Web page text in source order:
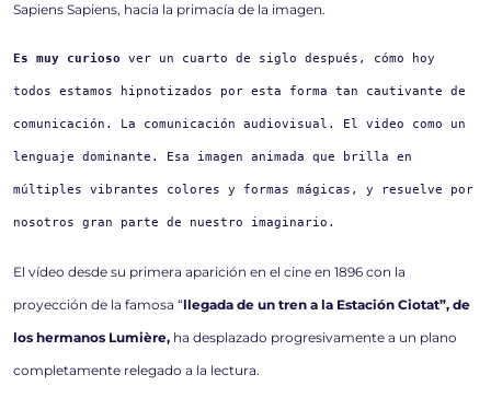
Sapiens Sapiens, hacia la primacía de la imagen.
Es muy curioso ver un cuarto de siglo después, cómo hoy
todos estamos hipnotizados por esta forma tan cautivante de
comunicación. La comunicación audiovisual. El video como un
lenguaje dominante. Esa imagen animada que brilla en
múltiples vibrantes colores y formas mágicas, y resuelve por
nosotros gran parte de nuestro imaginario.
El vídeo desde su primera aparición en el cine en 1896 con la
proyección de la famosa “llegada de un tren a la Estación Ciotat”, de
los hermanos Lumière, ha desplazado progresivamente a un plano
completamente relegado a la lectura.